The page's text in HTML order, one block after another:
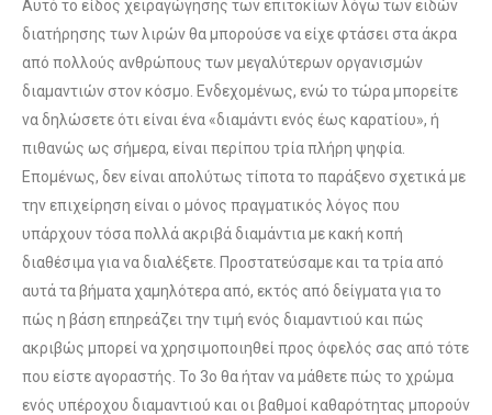
Αυτό το είδος χειραγώγησης των επιτοκίων λόγω των ειδών
διατήρησης των λιρών θα μπορούσε να είχε φτάσει στα άκρα
από πολλούς ανθρώπους των μεγαλύτερων οργανισμών
διαμαντιών στον κόσμο. Ενδεχομένως, ενώ το τώρα μπορείτε
να δηλώσετε ότι είναι ένα «διαμάντι ενός έως καρατίου», ή
πιθανώς ως σήμερα, είναι περίπου τρία πλήρη ψηφία.
Επομένως, δεν είναι απολύτως τίποτα το παράξενο σχετικά με
την επιχείρηση είναι ο μόνος πραγματικός λόγος που
υπάρχουν τόσα πολλά ακριβά διαμάντια με κακή κοπή
διαθέσιμα για να διαλέξετε. Προστατεύσαμε και τα τρία από
αυτά τα βήματα χαμηλότερα από, εκτός από δείγματα για το
πώς η βάση επηρεάζει την τιμή ενός διαμαντιού και πώς
ακριβώς μπορεί να χρησιμοποιηθεί προς όφελός σας από τότε
που είστε αγοραστής. Το 3ο θα ήταν να μάθετε πώς το χρώμα
ενός υπέροχου διαμαντιού και οι βαθμοί καθαρότητας μπορούν